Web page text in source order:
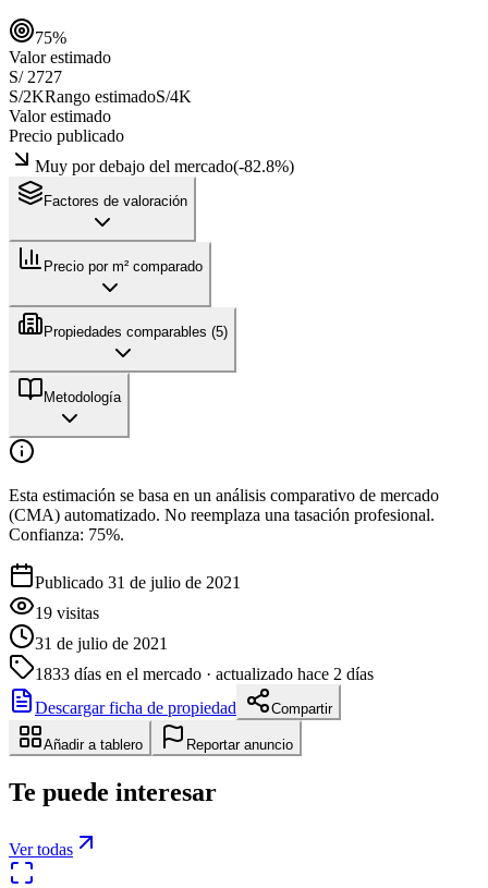
75%
Valor estimado
S/ 2727
S/2KRango estimadoS/4K
Valor estimado
Precio publicado
Muy por debajo del mercado(-82.8%)
Factores de valoración
Precio por m² comparado
Propiedades comparables (5)
Metodología
Esta estimación se basa en un análisis comparativo de mercado
(CMA) automatizado. No reemplaza una tasación profesional.
Confianza: 75%.
Publicado 31 de julio de 2021
19 visitas
31 de julio de 2021
1833 días en el mercado · actualizado hace 2 días
Descargar ficha de propiedad
Compartir
Añadir a tablero Reportar anuncio
Te puede interesar
Ver todas